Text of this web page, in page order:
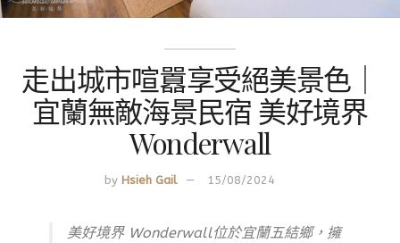
走出城市喧囂享受絕美景色｜
宜蘭無敵海景民宿 美好境界
Wonderwall
by Hsieh Gail 15/08/2024
美好境界 Wonderwall位於宜蘭五結鄉，擁